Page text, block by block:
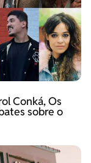
Conká, Os
sobre o